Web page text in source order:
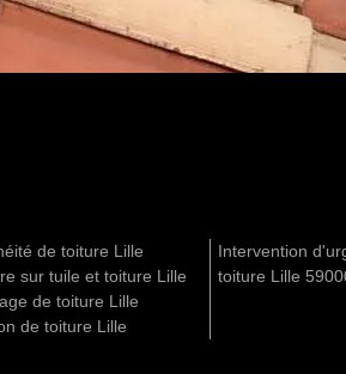
de toiture Lille
sur tuile et toiture Lille
de toiture Lille
de toiture Lille
Intervention
toiture Lille